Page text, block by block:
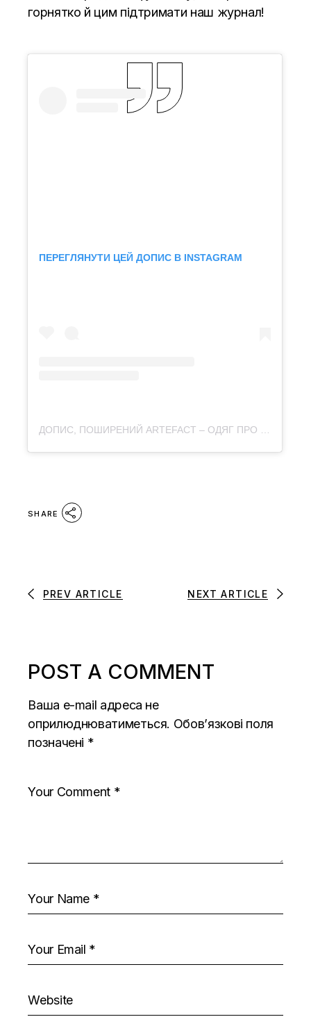
горнятко й цим підтримати наш журнал!
ПЕРЕГЛЯНУТИ ЦЕЙ ДОПИС В INSTAGRAM
ДОПИС, ПОШИРЕНИЙ ARTEFACT – ОДЯГ ПРО КУЛЬТУРУ (@ARTEFACT.MERCH)
SHARE
PREV ARTICLE NEXT ARTICLE
POST A COMMENT
Ваша e-mail адреса не
оприлюднюватиметься. Обов’язкові поля
позначені *